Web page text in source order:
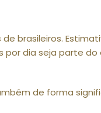
brasileiros.
por dia seja parte
de forma